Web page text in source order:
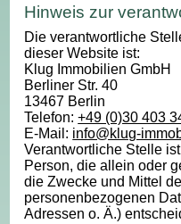
Hinweis zur
Die verantwortliche
dieser Website ist:
Klug Immobilien GmbH
Berliner Str. 40
13467 Berlin
Telefon:+49 (0)30 403
E-Mail: info@klug-
Verantwortliche Stelle
Person, die allein oder
die Zwecke und Mittel
personenbezogenen
Adressen o. Ä.)